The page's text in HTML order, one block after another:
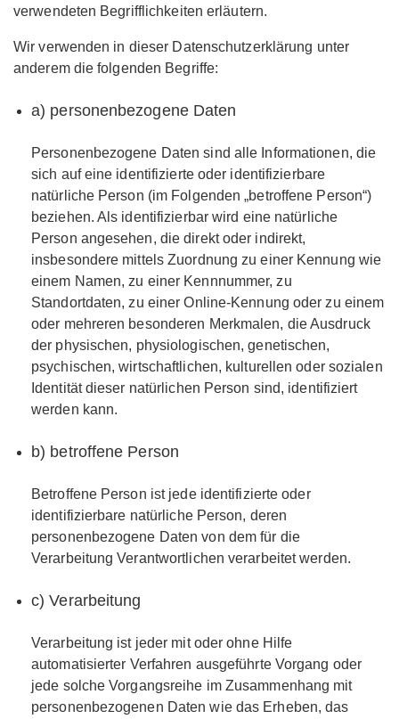
verwendeten Begrifflichkeiten erläutern.
Wir verwenden in dieser Datenschutzerklärung unter
anderem die folgenden Begriffe:
a) personenbezogene Daten
Personenbezogene Daten sind alle Informationen, die
sich auf eine identifizierte oder identifizierbare
natürliche Person (im Folgenden „betroffene Person“)
beziehen. Als identifizierbar wird eine natürliche
Person angesehen, die direkt oder indirekt,
insbesondere mittels Zuordnung zu einer Kennung wie
einem Namen, zu einer Kennnummer, zu
Standortdaten, zu einer Online-Kennung oder zu einem
oder mehreren besonderen Merkmalen, die Ausdruck
der physischen, physiologischen, genetischen,
psychischen, wirtschaftlichen, kulturellen oder sozialen
Identität dieser natürlichen Person sind, identifiziert
werden kann.
b) betroffene Person
Betroffene Person ist jede identifizierte oder
identifizierbare natürliche Person, deren
personenbezogene Daten von dem für die
Verarbeitung Verantwortlichen verarbeitet werden.
c) Verarbeitung
Verarbeitung ist jeder mit oder ohne Hilfe
automatisierter Verfahren ausgeführte Vorgang oder
jede solche Vorgangsreihe im Zusammenhang mit
personenbezogenen Daten wie das Erheben, das